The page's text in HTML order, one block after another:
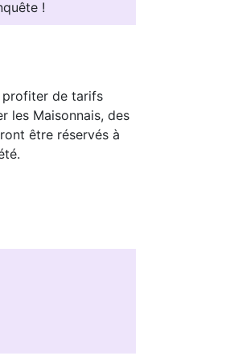
!
profiter de tarifs
les Maisonnais, des
être réservés à